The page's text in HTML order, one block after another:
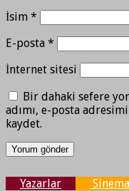
İsim *
E-posta *
İnternet sitesi
Bir dahaki sefere
adımı, e-posta
kaydet.
Yazarlar Sinema